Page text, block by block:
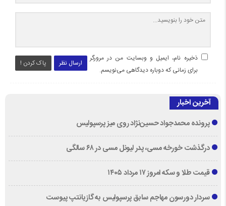
ارسال نظر پاک کردن !
ذخیره نام، ایمیل و وبسایت من در مرورگر
برای زمانی که دوباره دیدگاهی می‌نویسم.
آخرین اخبار
پرونده محمدجواد حسین‌نژاد روی میز پرسپولیس
درگذشت خورخه مسی، پدر لیونل مسی در ۶۸ سالگی
قیمت طلا و سکه امروز ۱۷ مرداد ۱۴۰۵
سردار دورسون مهاجم سابق پرسپولیس به گازیانتپ پیوست